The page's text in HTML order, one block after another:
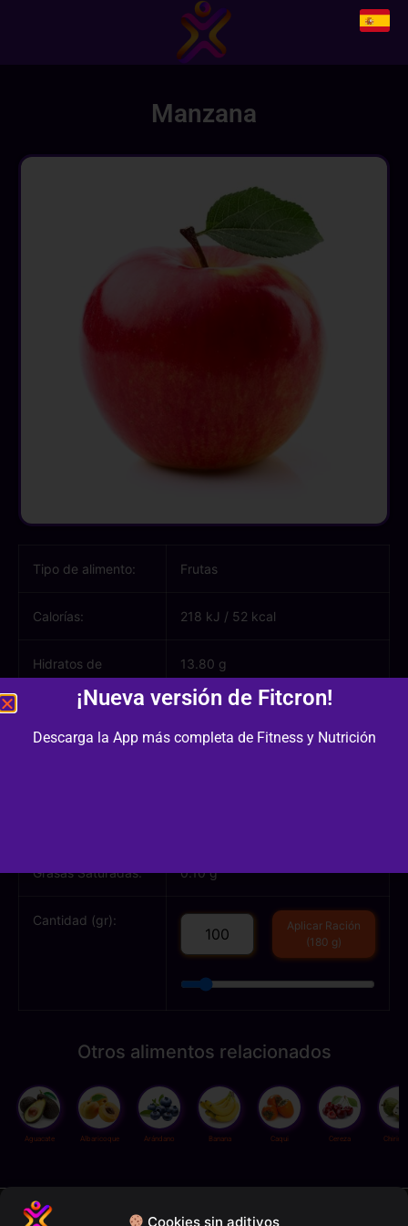
Cookies sin aditivos
Manzana
Tipo de alimento: Frutas
Calorías: 218 kJ / 52 kcal
Hidratos de
carbono:
13.80 g
Azúcares: 10.40 g
Grasas Saturadas: 0.10 g
Cantidad (gr):
Aplicar Ración
(180 g)
Otros alimentos relacionados
Aguacate Albaricoque Arándano Banana Caqui Cereza
¡Nueva versión de Fitcron!
Descarga la App más completa de Fitness y Nutrición